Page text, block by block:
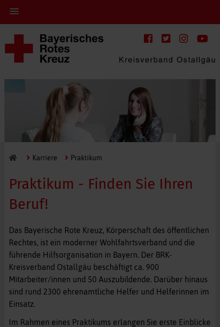
Karriere Praktikum
Praktikum - Finden Sie Ihren
Beruf!
Das Bayerische Rote Kreuz, Körperschaft des öffentlichen
Rechtes, ist ein moderner Wohlfahrtsverband und die
führende Hilfsorganisation in Bayern. Der BRK-
Kreisverband Ostallgäu beschäftigt ca. 900
Mitarbeiter/innen und 50 Auszubildende. Darüber hinaus
sind rund 2300 ehrenamtliche Helfer und Helferinnen im
Einsatz.
Im Rahmen eines Praktikums erlangen Sie erste Einblicke